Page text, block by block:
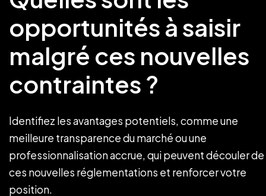
opportunités à saisir
malgré ces nouvelles
contraintes ?
Identifiez les avantages potentiels, comme une
meilleure transparence du marché ou une
professionnalisation accrue, qui peuvent découler de
ces nouvelles réglementations et renforcer votre
position.